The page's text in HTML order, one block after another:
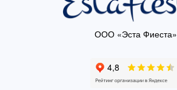
ООО «Эста Фиеста»